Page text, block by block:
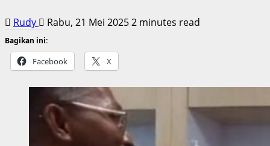
Rudy Rabu, 21 Mei 20252 minutes read
Bagikan ini:
Facebook X